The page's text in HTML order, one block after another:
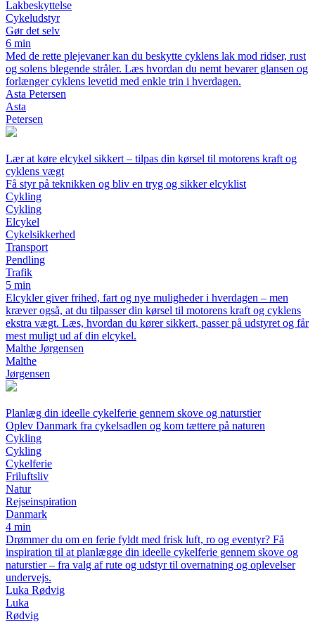
Lakbeskyttelse
Cykeludstyr
Gør det selv
6 min
Med de rette plejevaner kan du beskytte cyklens lak mod ridser, rust
og solens blegende stråler. Læs hvordan du nemt bevarer glansen og
forlænger cyklens levetid med enkle trin i hverdagen.
Asta Petersen
Asta
Petersen
Lær at køre elcykel sikkert – tilpas din kørsel til motorens kraft og
cyklens vægt
Få styr på teknikken og bliv en tryg og sikker elcyklist
Cykling
Cykling
Elcykel
Cykelsikkerhed
Transport
Pendling
Trafik
5 min
Elcykler giver frihed, fart og nye muligheder i hverdagen – men
kræver også, at du tilpasser din kørsel til motorens kraft og cyklens
ekstra vægt. Læs, hvordan du kører sikkert, passer på udstyret og får
mest muligt ud af din elcykel.
Malthe Jørgensen
Malthe
Jørgensen
Planlæg din ideelle cykelferie gennem skove og naturstier
Oplev Danmark fra cykelsadlen og kom tættere på naturen
Cykling
Cykling
Cykelferie
Friluftsliv
Natur
Rejseinspiration
Danmark
4 min
Drømmer du om en ferie fyldt med frisk luft, ro og eventyr? Få
inspiration til at planlægge din ideelle cykelferie gennem skove og
naturstier – fra valg af rute og udstyr til overnatning og oplevelser
undervejs.
Luka Rødvig
Luka
Rødvig